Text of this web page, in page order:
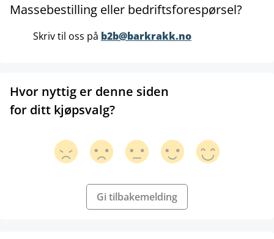
Massebestilling eller bedriftsforespørsel?
Skriv til oss på b2b@barkrakk.no
Hvor nyttig er denne siden
for ditt kjøpsvalg?
Gi tilbakemelding